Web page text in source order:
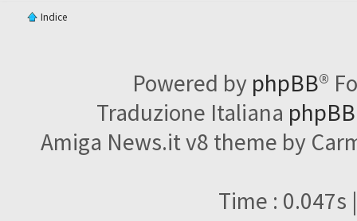
Indice
Powered by phpBB®
Traduzione Italiana
Amiga News.it v8 theme by
Time : 0.047s